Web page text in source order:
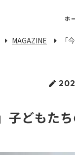
ホ
MAGAZINE 「
子どもた